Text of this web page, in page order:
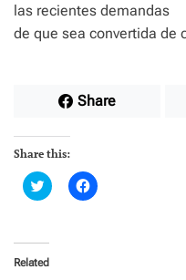
las recientes demandas
de que sea convertida de
Share
Share this:
C
l
t
o
s
C
l
Related